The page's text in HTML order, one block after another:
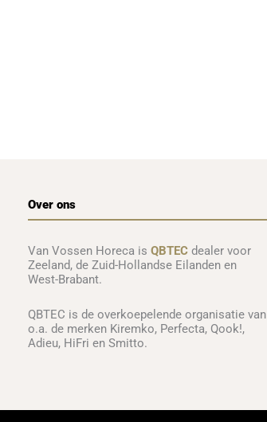
Over ons
Van Vossen Horeca is QBTECdealer voor
Zeeland, de Zuid-Hollandse Eilanden en
West-Brabant.
QBTEC is de overkoepelende organisatie van
o.a. de merken Kiremko, Perfecta, Qook!,
Adieu, HiFri en Smitto.